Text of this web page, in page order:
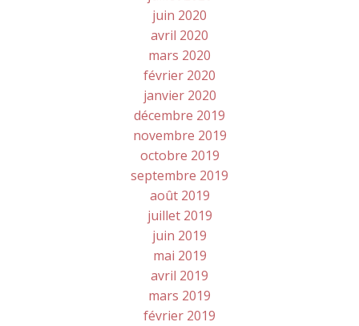
juin 2020
avril 2020
mars 2020
février 2020
janvier 2020
décembre 2019
novembre 2019
octobre 2019
septembre 2019
août 2019
juillet 2019
juin 2019
mai 2019
avril 2019
mars 2019
février 2019